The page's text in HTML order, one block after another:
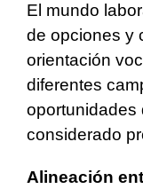
El mundo
de opciones y
orientación
diferentes
oportunidades
considerado
Alineación